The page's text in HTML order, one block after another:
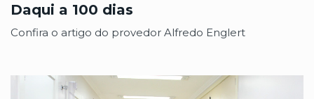
Daqui a 100 dias
Confira o artigo do provedor Alfredo Englert